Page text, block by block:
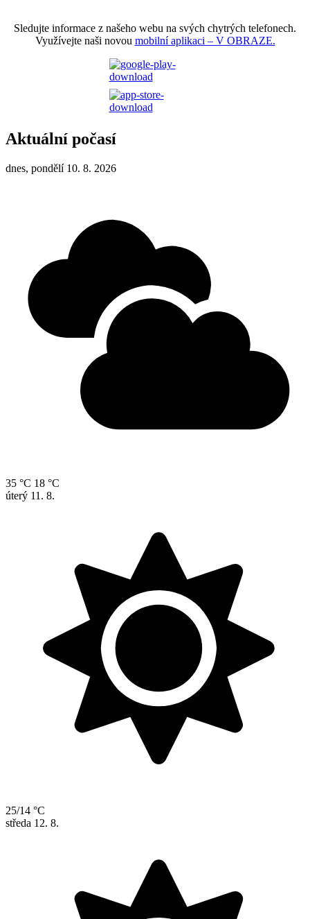
Sledujte informace z našeho webu na svých chytrých telefonech.
Využívejte naši novou mobilní aplikaci – V OBRAZE.
Aktuální počasí
dnes, pondělí 10. 8. 2026
35 °C 18 °C
úterý 11. 8.
25/14 °C
středa 12. 8.